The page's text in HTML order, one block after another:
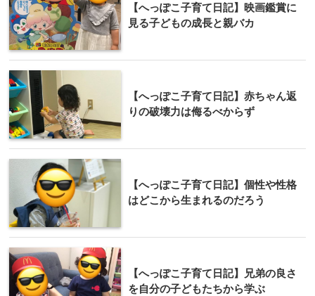
【へっぽこ子育て日記】映画鑑賞に
見る子どもの成長と親バカ
【へっぽこ子育て日記】赤ちゃん返
りの破壊力は侮るべからず
【へっぽこ子育て日記】個性や性格
はどこから生まれるのだろう
【へっぽこ子育て日記】兄弟の良さ
を自分の子どもたちから学ぶ